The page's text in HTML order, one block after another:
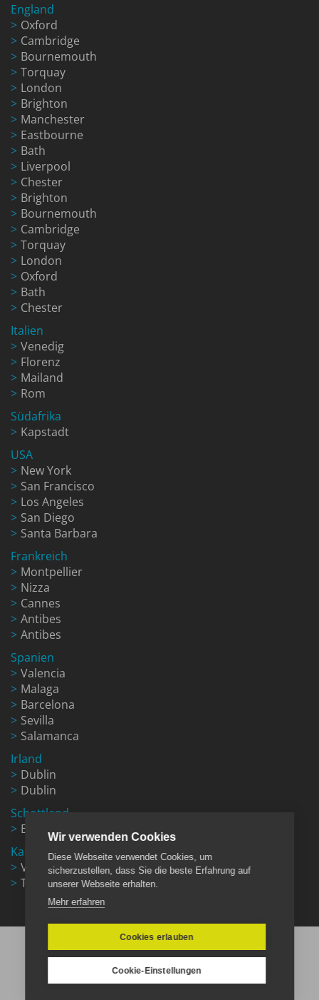
England
Oxford
Cambridge
Bournemouth
Torquay
London
Brighton
Manchester
Eastbourne
Bath
Liverpool
Chester
Brighton
Bournemouth
Cambridge
Torquay
London
Oxford
Bath
Chester
Italien
Venedig
Florenz
Mailand
Rom
Südafrika
Kapstadt
USA
New York
San Francisco
Los Angeles
San Diego
Santa Barbara
Frankreich
Montpellier
Nizza
Cannes
Antibes
Antibes
Spanien
Valencia
Malaga
Barcelona
Sevilla
Salamanca
Irland
Dublin
Dublin
Schottland
Edinburgh
Kanada
Vancouver
Toronto
Wir verwenden Cookies
Diese Webseite verwendet Cookies, um
sicherzustellen, dass Sie die beste Erfahrung auf
unserer Webseite erhalten.
Mehr erfahren
Cookies erlauben
Cookie-Einstellungen